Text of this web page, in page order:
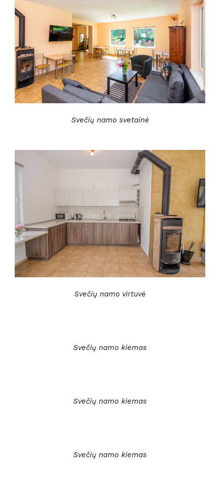
Svečių namo svetainė
Svečių namo virtuvė
Svečių namo kiemas
Svečių namo kiemas
Svečių namo kiemas